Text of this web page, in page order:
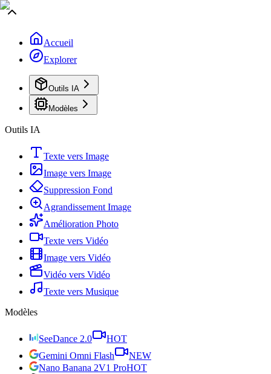
Accueil
Explorer
Outils IA
Modèles
Outils IA
Texte vers Image
Image vers Image
Suppression Fond
Agrandissement Image
Amélioration Photo
Texte vers Vidéo
Image vers Vidéo
Vidéo vers Vidéo
Texte vers Musique
Modèles
SeeDance 2.0
HOT
Gemini Omni Flash
NEW
Nano Banana 2V1 ProHOT